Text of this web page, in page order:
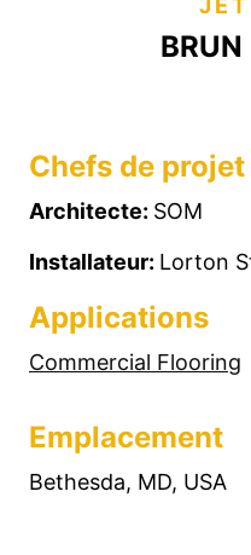
JET
Chefs de projet
Architecte: SOM
Installateur: Lorton
Applications
Commercial Flooring
Emplacement
Bethesda, MD, USA